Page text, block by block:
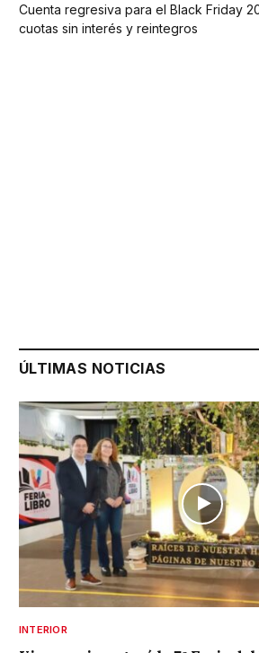
Cuenta regresiva para el Black Friday
cuotas sin interés y reintegros
ÚLTIMAS NOTICIAS
INTERIOR